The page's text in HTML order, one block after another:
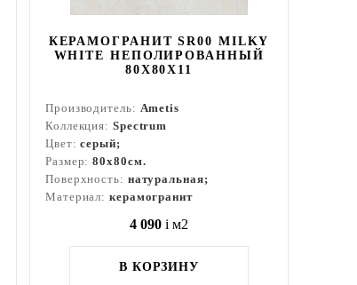
КЕРАМОГРАНИТ SR00 MILKY
WHITE НЕПОЛИРОВАННЫЙ
80X80Х11
Производитель: Ametis
Коллекция: Spectrum
Цвет:серый;
Размер:80x80см.
Поверхность: натуральная;
Материал: керамогранит
4 090 i м2
В КОРЗИНУ